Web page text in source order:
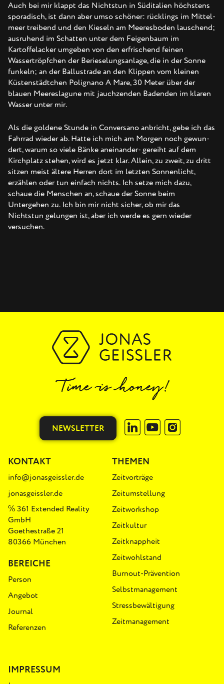
Auch bei mir klappt das Nichtstun in Süditalien höchstens
sporadisch, ist dann aber umso schöner: rücklings im Mittel-
meer treibend und den Kieseln am Meeresboden lauschend;
ausruhend im Schatten unter dem Feigenbaum im
Kartoffelacker umgeben von den erfrischend feinen
Wassertröpfchen der Berieselungsanlage, die in der Sonne
funkeln; an der Ballustrade an den Klippen vom kleinen
Küstenstädtchen Polignano A Mare, 30 Meter über der
blauen Meereslagune mit jauchzenden Badenden im klaren
Wasser unter mir.
Als die goldene Stunde in Conversano anbricht, gebe ich das
Fahrrad wieder ab. Hatte ich mich am Morgen noch gewun-
dert, warum so viele Bänke aneinander- gereiht auf dem
Kirchplatz stehen, wird es jetzt klar. Allein, zu zweit, zu dritt
sitzen meist ältere Herren dort im letzten Sonnenlicht,
erzählen oder tun einfach nichts. Ich setze mich dazu,
schaue die Menschen an, schaue der Sonne beim
Untergehen zu. Ich bin mir nicht sicher, ob mir das
Nichtstun gelungen ist, aber ich werde es gern wieder
versuchen.
NEWSLETTER
BEREICHE
Person
Angebot
Journal
Referenzen
KONTAKT
info@jonasgeissler.de
jonasgeissler.de
℅ 361 Extended Reality
GmbH
Goethestraße 21
80366 München
THEMEN
Zeitvorträge
Zeitumstellung
Zeitworkshop
Zeitkultur
Zeitknappheit
Zeitwohlstand
Burnout-Prävention
Selbstmanagement
Stressbewältigung
Zeitmanagement
IMPRESSUM